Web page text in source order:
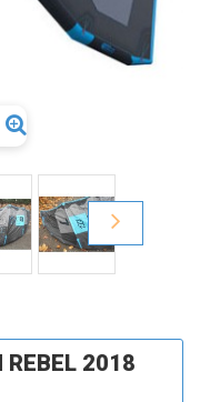
REBEL 2018